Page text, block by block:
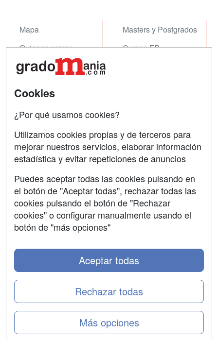
Mapa
Quienes somos
Tarifas publicidad
Masters y Postgrados
Cursos FP
Contactar
Confidencialidad
Copyleft
SÍGUENOS EN:
Cookies
¿Por qué usamos cookies?
Utilizamos cookies propias y de terceros para
mejorar nuestros servicios, elaborar información
estadística y evitar repeticiones de anuncios
Puedes aceptar todas las cookies pulsando en
el botón de "Aceptar todas", rechazar todas las
cookies pulsando el botón de "Rechazar
cookies" o configurar manualmente usando el
botón de "más opciones"
Más opciones
Rechazar todas
Aceptar todas